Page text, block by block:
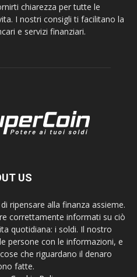
chiarezza per tutte le
I nostri consigli ti facilitano la
e servizi finanziari.
US
ripensare alla finanza assieme.
correttamente informati su ciò
quotidiana: i soldi. Il nostro
persone con le informazioni, e
che riguardano il denaro
fatte.